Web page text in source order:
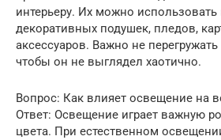
интерьеру. Их можно использовать
декоративных подушек, пледов,
аксессуаров. Важно не
чтобы он не выглядел хаотично.
Вопрос: Как влияет освещение на
Ответ: Освещение играет важную
цвета. При естественном